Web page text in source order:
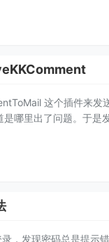
这个插件来发
哪里出了问题。于是
，发现密码总是提示